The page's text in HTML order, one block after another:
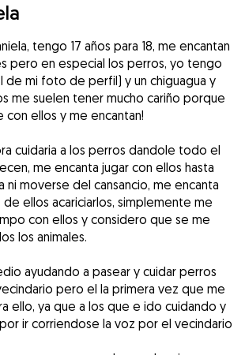
tengo 17 años para 18, me encantan
pero en especial los perros, yo tengo
de mi foto de perfil) y un chiguagua y
me suelen tener mucho cariño porque
con ellos y me encantan!
cuidaria a los perros dandole todo el
me encanta jugar con ellos hasta
ni moverse del cansancio, me encanta
ellos acariciarlos, simplemente me
con ellos y considero que se me
los animales.
ayudando a pasear y cuidar perros
pero el la primera vez que me
ello, ya que a los que e ido cuidando y
ir corriendose la voz por el vecindario